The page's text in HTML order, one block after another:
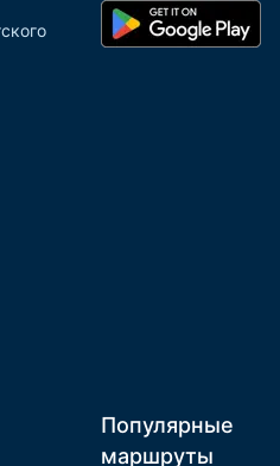
Популярные
маршруты